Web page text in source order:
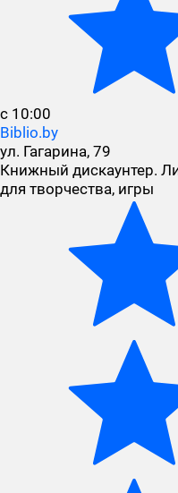
с 10:00
Biblio.by
ул. Гагарина, 79
Книжный дискаунтер.
для творчества, игры